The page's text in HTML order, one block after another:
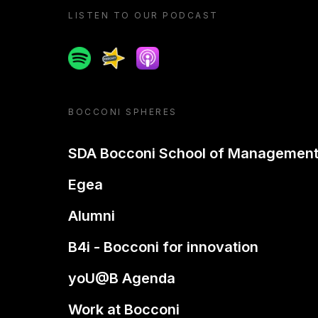
LISTEN TO OUR PODCAST
SpotifySpreakerApple podcast
BOCCONI SPHERES
SDA Bocconi School of Management
Egea
Alumni
B4i - Bocconi for innovation
yoU@B Agenda
Work at Bocconi